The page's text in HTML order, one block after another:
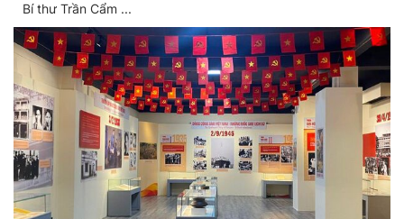
Bí thư Trần Cẩm ...